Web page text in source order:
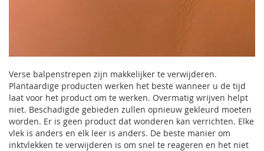
Verse balpenstrepen zijn makkelijker te verwijderen.
Plantaardige producten werken het beste wanneer u de tijd
laat voor het product om te werken. Overmatig wrijven helpt
niet. Beschadigde gebieden zullen opnieuw gekleurd moeten
worden. Er is geen product dat wonderen kan verrichten. Elke
vlek is anders en elk leer is anders. De beste manier om
inktvlekken te verwijderen is om snel te reageren en het niet